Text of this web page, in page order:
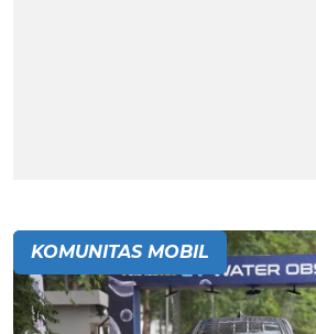
KOMUNITAS MOBIL